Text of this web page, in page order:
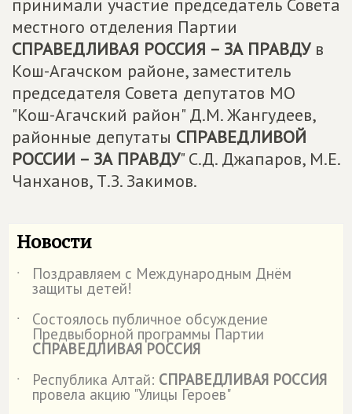
принимали участие председатель Совета
местного отделения Партии
СПРАВЕДЛИВАЯ РОССИЯ – ЗА ПРАВДУв
Кош-Агачском районе, заместитель
председателя Совета депутатов МО
"Кош-Агачский район" Д.М. Жангудеев,
районные депутаты СПРАВЕДЛИВОЙ
РОССИИ – ЗА ПРАВДУ" С.Д. Джапаров, М.Е.
Чанханов, Т.З. Закимов.
Новости
˙ Поздравляем с Международным Днём
защиты детей!
˙
Состоялось публичное обсуждение
Предвыборной программы Партии
СПРАВЕДЛИВАЯ РОССИЯ
˙
Республика Алтай: СПРАВЕДЛИВАЯ РОССИЯ
провела акцию "Улицы Героев"